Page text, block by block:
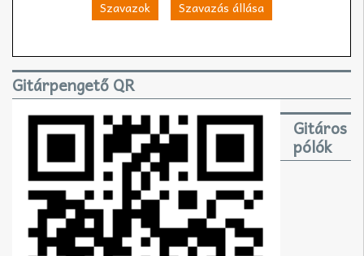
Szavazok Szavazás állása
Gitárpengető QR
Gitáros
pólók